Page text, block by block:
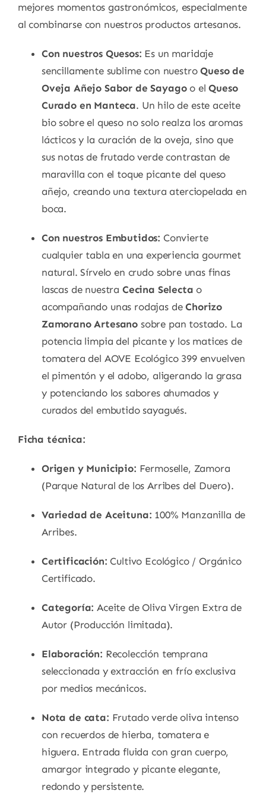
mejores momentos gastronómicos, especialmente
al combinarse con nuestros productos artesanos.
Con nuestros Quesos: Es un maridaje
sencillamente sublime con nuestroQueso de
Oveja Añejo Sabor de Sayagoo elQueso
Curado en Manteca. Un hilo de este aceite
bio sobre el queso no solo realza los aromas
lácticos y la curación de la oveja, sino que
sus notas de frutado verde contrastan de
maravilla con el toque picante del queso
añejo, creando una textura aterciopelada en
boca.
Con nuestros Embutidos: Convierte
cualquier tabla en una experiencia gourmet
natural. Sírvelo en crudo sobre unas finas
lascas de nuestra Cecina Selecta o
acompañando unas rodajas deChorizo
Zamorano Artesano sobre pan tostado. La
potencia limpia del picante y los matices de
tomatera del AOVE Ecológico 399 envuelven
el pimentón y el adobo, aligerando la grasa
y potenciando los sabores ahumados y
curados del embutido sayagués.
Ficha técnica:
Origen y Municipio: Fermoselle, Zamora
(Parque Natural de los Arribes del Duero).
Variedad de Aceituna: 100% Manzanilla de
Arribes.
Certificación: Cultivo Ecológico / Orgánico
Certificado.
Categoría: Aceite de Oliva Virgen Extra de
Autor (Producción limitada).
Elaboración: Recolección temprana
seleccionada y extracción en frío exclusiva
por medios mecánicos.
Nota de cata: Frutado verde oliva intenso
con recuerdos de hierba, tomatera e
higuera. Entrada fluida con gran cuerpo,
amargor integrado y picante elegante,
redondo y persistente.